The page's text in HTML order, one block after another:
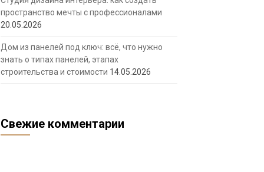
пространство мечты с профессионалами
20.05.2026
Дом из панелей под ключ: всё, что нужно
знать о типах панелей, этапах
строительства и стоимости 14.05.2026
Свежие комментарии